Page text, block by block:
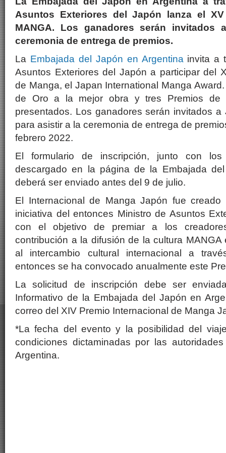
Asuntos Exteriores del Japón lanza el
MANGA. Los ganadores serán invitados
ceremonia de entrega de premios.
La Embajada del Japón en Argentina invita a
Asuntos Exteriores del Japón a participar del
de Manga, el Japan International Manga
de Oro a la mejor obra y tres Premios de
presentados. Los ganadores serán invitados
para asistir a la ceremonia de entrega de
febrero 2022.
El formulario de inscripción, junto con
descargado en la página de la Embajada
deberá ser enviado antes del 9 de julio.
El Internacional de Manga Japón fue
iniciativa del entonces Ministro de Asuntos
con el objetivo de premiar a los
contribución a la difusión de la cultura
al intercambio cultural internacional a
entonces se ha convocado anualmente este
La solicitud de inscripción debe ser
Informativo de la Embajada del Japón en
correo del XIV Premio Internacional de Manga
*La fecha del evento y la posibilidad del
condiciones dictaminadas por las
Argentina.